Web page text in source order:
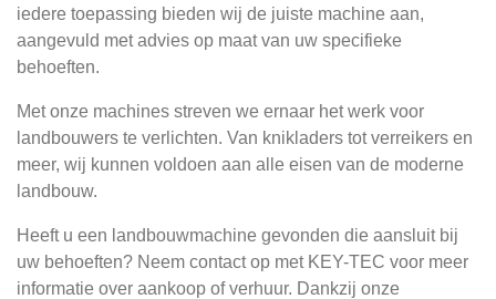
iedere toepassing bieden wij de juiste machine aan,
aangevuld met advies op maat van uw specifieke
behoeften.
Met onze machines streven we ernaar het werk voor
landbouwers te verlichten. Van knikladers tot verreikers en
meer, wij kunnen voldoen aan alle eisen van de moderne
landbouw.
Heeft u een landbouwmachine gevonden die aansluit bij
uw behoeften? Neem contact op met KEY-TEC voor meer
informatie over aankoop of verhuur. Dankzij onze